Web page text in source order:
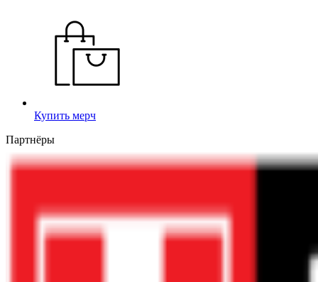
Купить мерч
Партнёры